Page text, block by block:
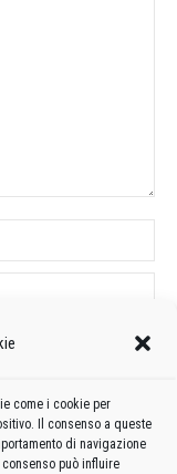
come i cookie per
Il consenso a queste
di navigazione
può influire
Scopri come vengono